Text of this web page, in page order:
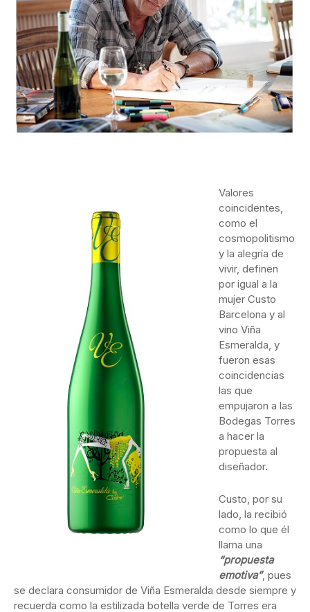
Valores
coincidentes,
como el
cosmopolitismo
y la alegría de
vivir, definen
por igual a la
mujer Custo
Barcelona y al
vino Viña
Esmeralda, y
fueron esas
coincidencias
las que
empujaron a las
Bodegas Torres
a hacer la
propuesta al
diseñador.
Custo, por su
lado, la recibió
como lo que él
llama una
“propuesta
emotiva”, pues
se declara consumidor de Viña Esmeralda desde siempre y
recuerda como la estilizada botella verde de Torres era